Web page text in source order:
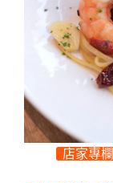
店家專欄